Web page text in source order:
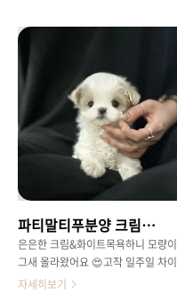
말티푸는 그냥 사랑 그 자체랍니다
ㅎㅎ평균 몸무게는 2-4kg 정도로 작
아요체형은 말티즈를 닮아 가볍고 날
씬한 편이에요 새로운 환경에 적응중
에 있어요작은 몸으로도 뛰어다니는
걸 좋아하는 우리의 말티푸 하이브리
드견중 인기순위 단언컨대 순위권이
에요 다들 아시겠지만말티푸는 곱슬
곱슬한 털 덕분에털 빠짐이 거의 없
어요!덕분에 알레르기가 있는 사람들
도 비교적 키우기 쉬운 견종이랍니다
ㅎㅎ 굉장히 똑똑한 강아지 말티푸
애교쟁이 말티푸를 오케이독에서만
나보세요 ㅎㅎ
파티말티푸분양 크림화이트의 조화
은은한 크림&화이트목욕하니 모량이
그새 올라왔어요 😍고작 일주일 차이
도아기들은 모량도 똥똥함도확 달라
자세히보기